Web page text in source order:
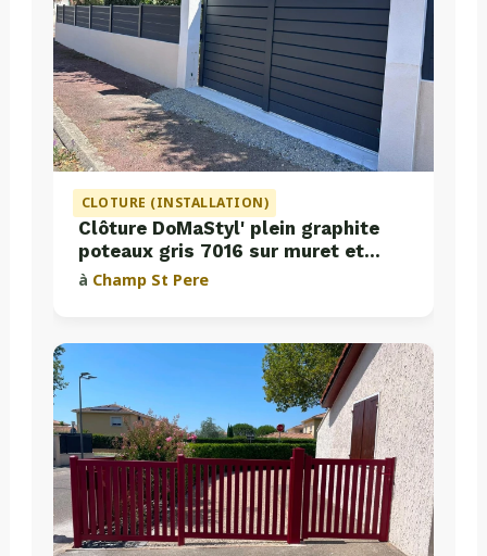
CLOTURE (INSTALLATION)
Clôture DoMaStyl' plein graphite
poteaux gris 7016 sur muret et
portail coulissant Classic Strong
à Champ St Pere